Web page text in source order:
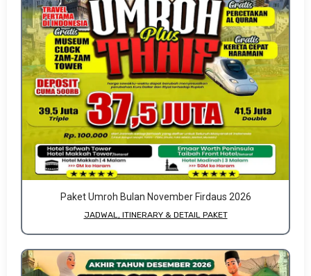
Paket Umroh Bulan November Firdaus 2026
JADWAL, ITINERARY & DETAIL PAKET